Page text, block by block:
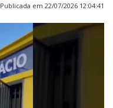
Publicada em 22/07/2026 12:04:41